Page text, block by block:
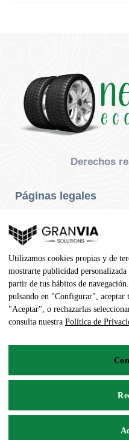
Derechos
Páginas legales
Privacidad Y Cookies
Aviso Legal
Condiciones De Compra
Contacto
De Lunes a Viernes:
Sábados: 09:00 – 13:00
Utilizamos cookies propias y de
mostrarte publicidad
partir de tus hábitos de
pulsando en "Configurar", aceptar
"Aceptar", o rechazarlas
consulta nuestra Política de